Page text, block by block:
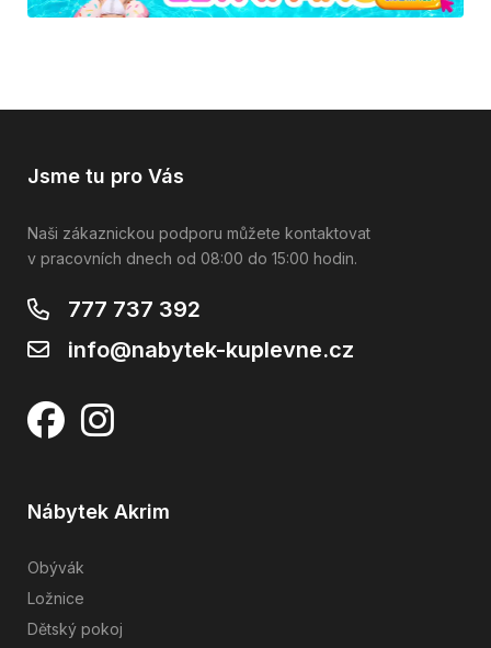
Jsme tu pro Vás
Naši zákaznickou podporu můžete kontaktovat
v pracovních dnech od 08:00 do 15:00 hodin.
777 737 392
info@nabytek-kuplevne.cz
Nábytek Akrim
Obývák
Ložnice
Dětský pokoj